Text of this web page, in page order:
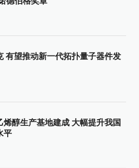
有望推动新一代拓扑量子器件发
醇生产基地建成 大幅提升我国
平